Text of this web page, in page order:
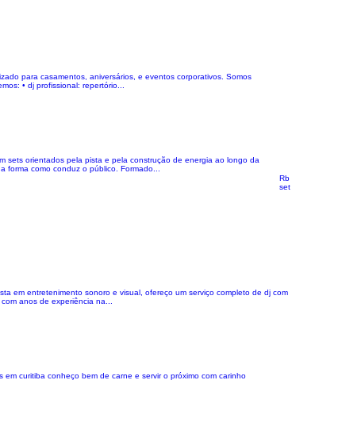
para casamentos, aniversários, e eventos corporativos. Somos
• dj profissional: repertório...
sets orientados pela pista e pela construção de energia ao longo da
como conduz o público. Formado...
Rb
set
em entretenimento sonoro e visual, ofereço um serviço completo de dj com
anos de experiência na...
curitiba conheço bem de carne e servir o próximo com carinho